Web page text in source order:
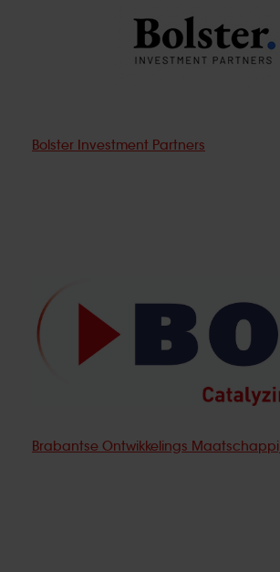
Bolster Investment Partners
Brabantse Ontwikkelings Maatschappij